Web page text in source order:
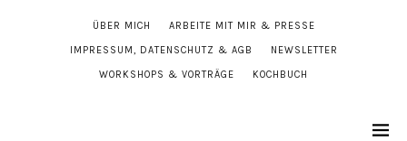
ÜBER MICH ARBEITE MIT MIR & PRESSE
IMPRESSUM, DATENSCHUTZ & AGB NEWSLETTER
WORKSHOPS & VORTRÄGE KOCHBUCH